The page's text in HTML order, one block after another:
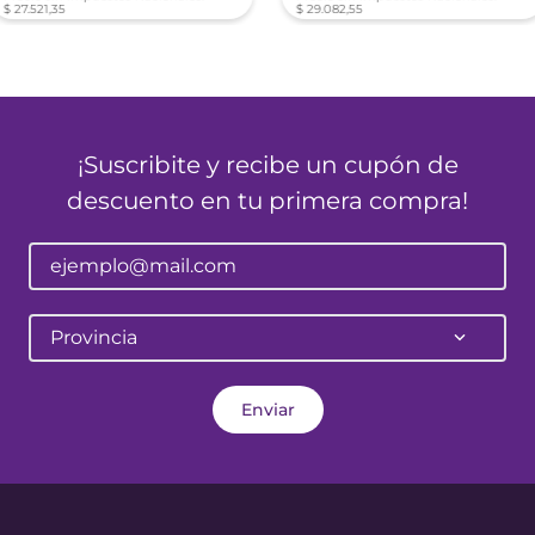
$ 27.521,35
$ 29.082,55
¡Suscribite y recibe un cupón de
descuento en tu primera compra!
Provincia
Enviar